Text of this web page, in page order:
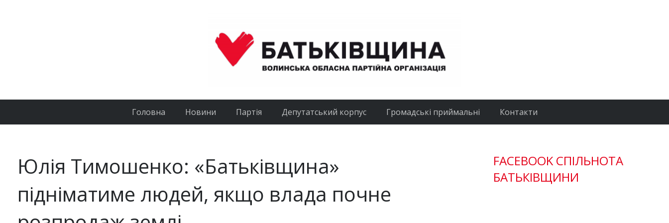
Головна Новини Партія Депутатський корпус Громадські приймальні Контакти
Юлія Тимошенко: «Батьківщина»
підніматиме людей, якщо влада почне
FACEBOOK СПІЛЬНОТА
БАТЬКІВЩИНИ